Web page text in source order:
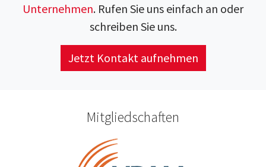
Unternehmen. Rufen Sie uns einfach an oder
schreiben Sie uns.
Jetzt Kontakt aufnehmen
Mitgliedschaften